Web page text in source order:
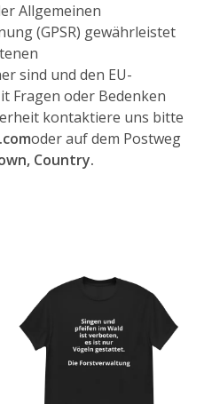
Allgemeinen
(GPSR) gewährleistet
sind und den EU-
Fragen oder Bedenken
kontaktiere uns bitte
oder auf dem Postweg
Country.